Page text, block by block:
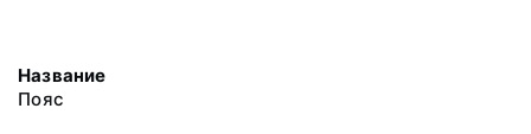
Название
Пояс